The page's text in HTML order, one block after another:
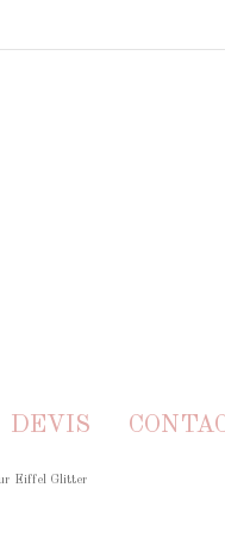
DEVIS
Eiffel Glitter